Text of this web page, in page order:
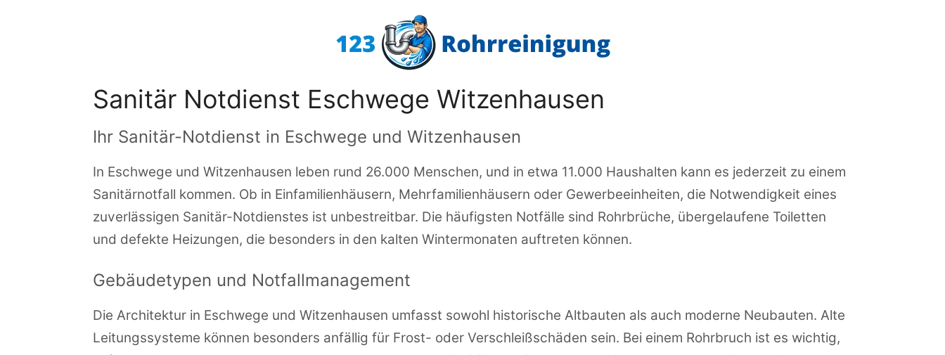
Sanitär Notdienst Eschwege Witzenhausen
Ihr Sanitär-Notdienst in Eschwege und Witzenhausen
In Eschwege und Witzenhausen leben rund 26.000 Menschen, und in etwa 11.000 Haushalten kann es jederzeit zu einem
Sanitärnotfall kommen. Ob in Einfamilienhäusern, Mehrfamilienhäusern oder Gewerbeeinheiten, die Notwendigkeit eines
zuverlässigen Sanitär-Notdienstes ist unbestreitbar. Die häufigsten Notfälle sind Rohrbrüche, übergelaufene Toiletten
und defekte Heizungen, die besonders in den kalten Wintermonaten auftreten können.
Gebäudetypen und Notfallmanagement
Die Architektur in Eschwege und Witzenhausen umfasst sowohl historische Altbauten als auch moderne Neubauten. Alte
Leitungssysteme können besonders anfällig für Frost- oder Verschleißschäden sein. Bei einem Rohrbruch ist es wichtig,